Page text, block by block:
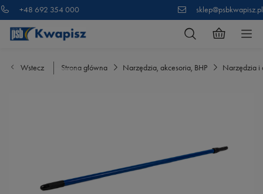
+48 692 354 000 sklep@psbkwapisz.pl
Wstecz Strona główna Narzędzia, akcesoria, BHP Narzędzia i